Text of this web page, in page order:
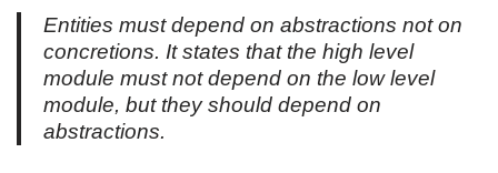
Entities must depend on abstractions not on
concretions. It states that the high level
module must not depend on the low level
module, but they should depend on
abstractions.